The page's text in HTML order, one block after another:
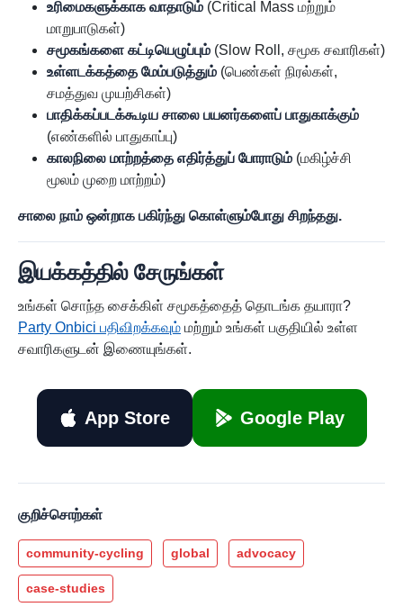
உரிமைகளுக்காக வாதாடும் (Critical Mass மற்றும்
மாறுபாடுகள்)
சமூகங்களை கட்டியெழுப்பும் (Slow Roll, சமூக சவாரிகள்)
உள்ளடக்கத்தை மேம்படுத்தும் (பெண்கள் நிரல்கள்,
சமத்துவ முயற்சிகள்)
பாதிக்கப்படக்கூடிய சாலை பயனர்களைப் பாதுகாக்கும்
(எண்களில் பாதுகாப்பு)
காலநிலை மாற்றத்தை எதிர்த்துப் போராடும் (மகிழ்ச்சி
மூலம் முறை மாற்றம்)
சாலை நாம் ஒன்றாக பகிர்ந்து கொள்ளும்போது சிறந்தது.
இயக்கத்தில் சேருங்கள்
உங்கள் சொந்த சைக்கிள் சமூகத்தைத் தொடங்க தயாரா?
Party Onbici பதிவிறக்கவும் மற்றும் உங்கள் பகுதியில் உள்ள
சவாரிகளுடன் இணையுங்கள்.
App Store Google Play
குறிச்சொற்கள்
community-cycling global advocacy
case-studies